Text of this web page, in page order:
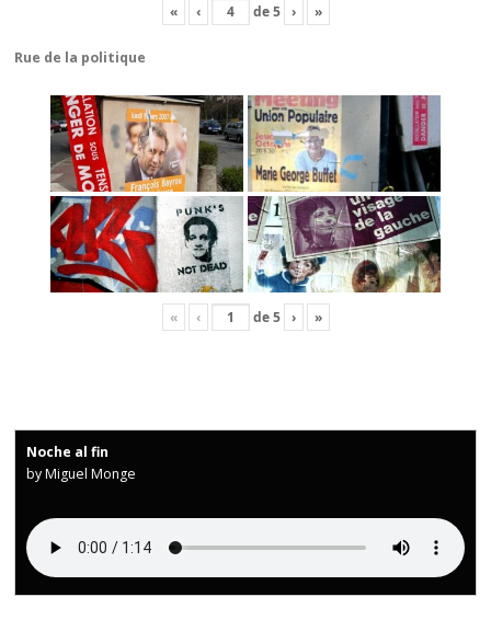
« ‹ de5 › »
Rue de la politique
« ‹ de5 › »
Noche al fin
by Miguel Monge